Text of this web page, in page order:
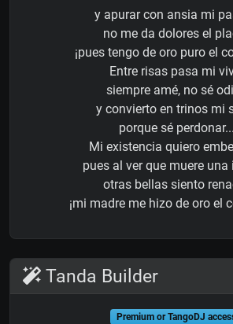
y apurar con ansia mi
no me da dolores el
¡pues tengo de oro puro el
Entre risas pasa mi
siempre amé, no sé
y convierto en trinos mi
porque sé perdonar...
Mi existencia quiero
pues al ver que muere una
otras bellas siento
¡mi madre me hizo de oro el
Tanda Builder
Premium or TangoDJ